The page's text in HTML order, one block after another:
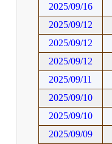
2025/09/16
2025/09/12
2025/09/12
2025/09/12
2025/09/11
2025/09/10
2025/09/10
2025/09/09